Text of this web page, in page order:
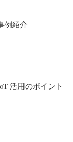
例紹介
活用のポイント